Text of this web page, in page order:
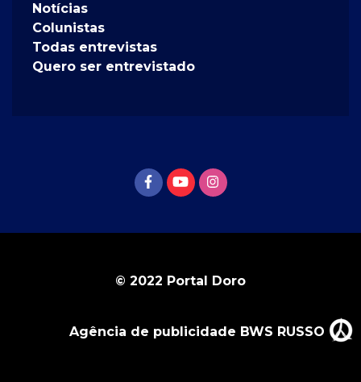
Notícias
Colunistas
Todas entrevistas
Quero ser entrevistado
© 2022 Portal Doro
Agência de publicidade BWS RUSSO